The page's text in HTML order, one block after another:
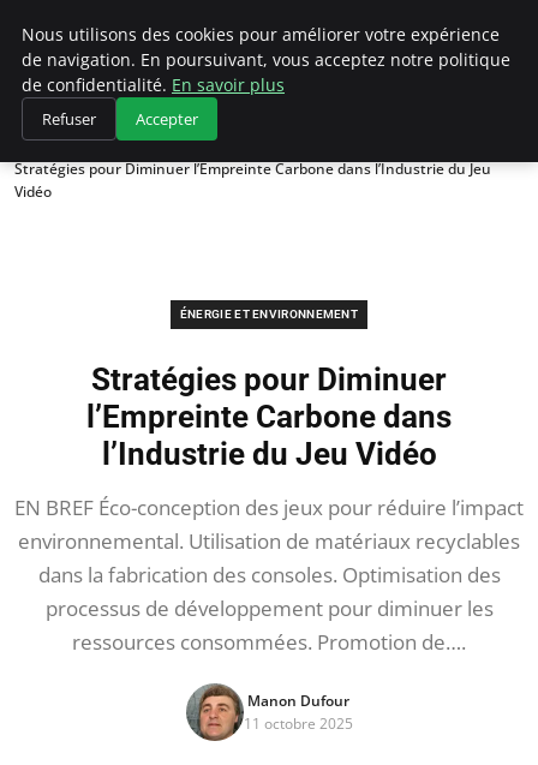
Climategatecountryclub.com
Accueil
Énergie et environnement
Stratégies pour Diminuer l’Empreinte Carbone dans l’Industrie du Jeu
Vidéo
ÉNERGIE ET ENVIRONNEMENT
Stratégies pour Diminuer
l’Empreinte Carbone dans
l’Industrie du Jeu Vidéo
EN BREF Éco-conception des jeux pour réduire l’impact
environnemental. Utilisation de matériaux recyclables
dans la fabrication des consoles. Optimisation des
processus de développement pour diminuer les
ressources consommées. Promotion de….
Manon Dufour
11 octobre 2025
Nous utilisons des cookies pour améliorer votre expérience
de navigation. En poursuivant, vous acceptez notre politique
de confidentialité. En savoir plus
Refuser Accepter